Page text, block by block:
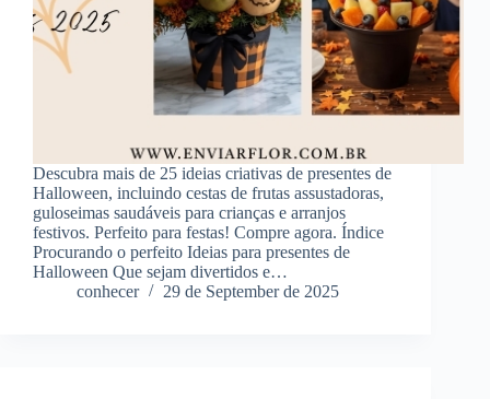
Descubra mais de 25 ideias criativas de presentes de
Halloween, incluindo cestas de frutas assustadoras,
guloseimas saudáveis ​​para crianças e arranjos
festivos. Perfeito para festas! Compre agora. Índice
Procurando o perfeito Ideias para presentes de
Halloween Que sejam divertidos e…
conhecer
29 de September de 2025